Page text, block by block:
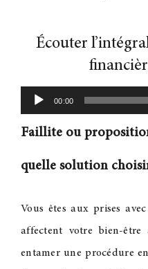
Écouter
Lecteur00:00
Faillite ou
quelle solution
Vous êtes aux prises
affectent votre bien-être
entamer une procédure